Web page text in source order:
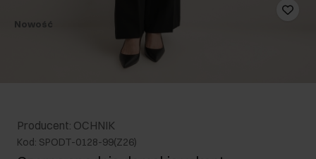
Nowość
Producent: OCHNIK
Kod: SPODT-0128-99(Z26)